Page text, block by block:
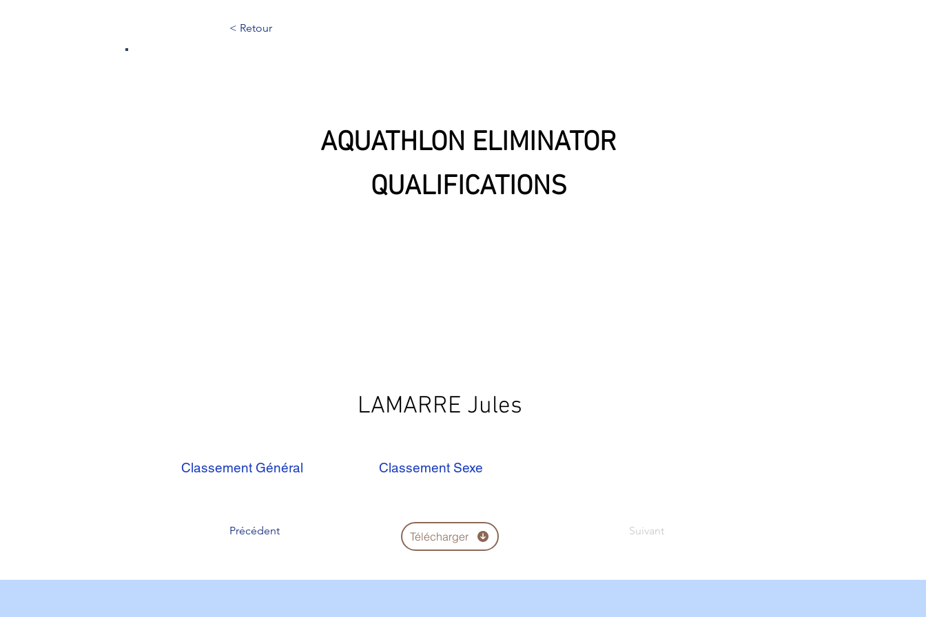
< Retour
LAMARRE Jules
AQUATHLON ELIMINATOR
QUALIFICATIONS
Classement Général Classement Sexe
Précédent Télécharger Suivant